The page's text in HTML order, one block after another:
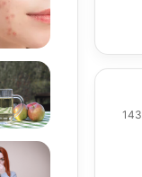
143